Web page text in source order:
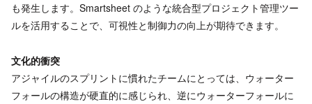
も発生します。Smartsheet のような統合型プロジェクト管理ツー
ルを活用することで、可視性と制御力の向上が期待できます。
文化的衝突
アジャイルのスプリントに慣れたチームにとっては、ウォーター
フォールの構造が硬直的に感じられ、逆にウォーターフォールに